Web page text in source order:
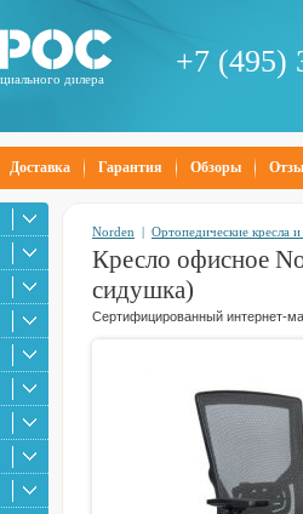
дилера
+7 (495)
Доставка Гарантия Обзоры
Norden | Ортопедические кресла и
Кресло офисное
сидушка)
Сертифицированный интернет-